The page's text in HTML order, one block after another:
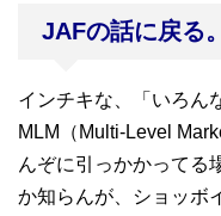
JAFの話に戻る。
インチキな、「いろん
MLM（Multi-Level
んぞに引っかかってる
か知らんが、ショッボ